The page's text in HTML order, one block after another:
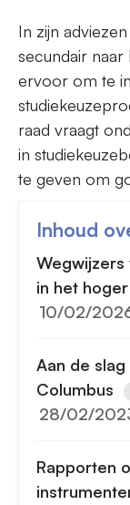
In zijn
secundair
ervoor om te
raad vraagt
in
te geven om
Inhoud
in het
10/02/
Aan de
Columbus
28/02/
Rapporten